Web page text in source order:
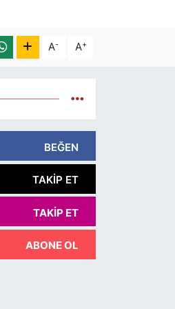
A- A+
BEĞEN
TAKIP ET
TAKIP ET
ABONE OL